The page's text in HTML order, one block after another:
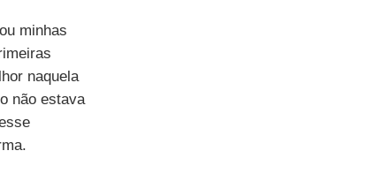
minhas
naquela
não estava